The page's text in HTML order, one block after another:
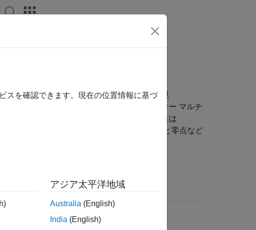
ーラップ加算フィルター処理、伝達関数表現
パス、バンドパス、バンドストップ フィルター マルチ
び位相の歪みを除去します。メディアンまたは
去します。伝達関数を、2 次セクションや極と零点など
の可視化および比較
スを確認できます。現在の位置情報に基づ
アジア太平洋地域
Australia (English)
India (English)